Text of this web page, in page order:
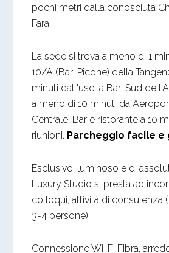
pochi metri dalla conosciuta
Fara.
La sede si trova a meno di 1
10/A (Bari Picone) della
minuti dall'uscita Bari Sud
a meno di 10 minuti da
Centrale. Bar e ristorante a 10
riunioni. Parcheggio facile e
Esclusivo, luminoso e di
Luxury Studio si presta ad
colloqui, attività di consulenza
3-4 persone).
Connessione Wi-Fi Fibra,